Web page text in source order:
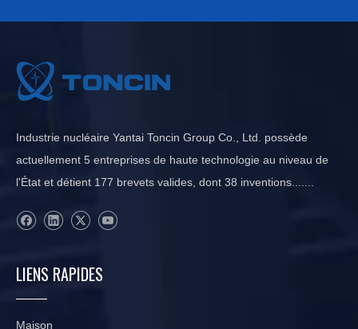
Industrie nucléaire Yantai Toncin Group Co., Ltd. possède
actuellement 5 entreprises de haute technologie au niveau de
l'État et détient 177 brevets valides, dont 38 inventions.......
LIENS RAPIDES
Maison